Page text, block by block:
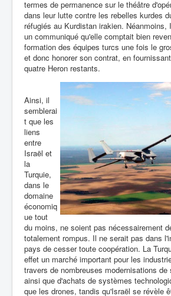
termes de permanence sur le théâtre
dans leur lutte contre les rebelles kurdes
réfugiés au Kurdistan irakien. Néanmoins,
un communiqué qu'elle comptait bien
formation des équipes turcs une fois le
et donc honorer son contrat, en
quatre Heron restants.
Ainsi, il
semblerai
t que les
liens
entre
Israël et
la
Turquie,
dans le
domaine
économiq
ue tout
du moins, ne soient pas nécessairement
totalement rompus. Il ne serait pas dans
pays de cesser toute coopération. La
effet un marché important pour les
travers de nombreuses modernisations
ainsi que d'achats de systèmes
que les drones, tandis qu'Israël se révèle